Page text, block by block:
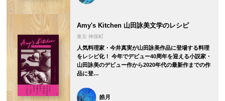
Amy's Kitchen 山田詠美文学のレシピ
東京 神保町
人気料理家・今井真実が山田詠美作品に登場する料理
をレシピ化！ 今年でデビュー40周年を迎える小説家・
山田詠美のデビュー作から2020年代の最新作までの作
品に登…
皓月